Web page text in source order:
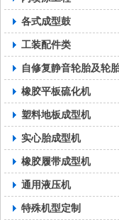
各式成型鼓
工装配件类
自修复静音轮胎及轮
橡胶平板硫化机
塑料地板成型机
实心胎成型机
橡胶履带成型机
通用液压机
特殊机型定制